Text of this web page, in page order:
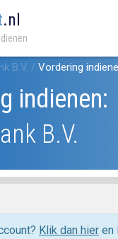
.nl
B.V. / Vordering
indienen:
B.V.
Klik dan hier en